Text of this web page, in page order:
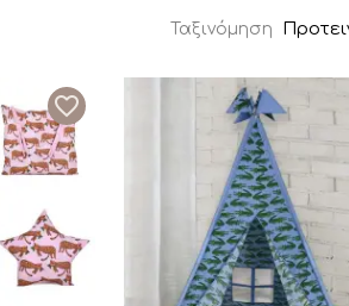
Ταξινόμηση